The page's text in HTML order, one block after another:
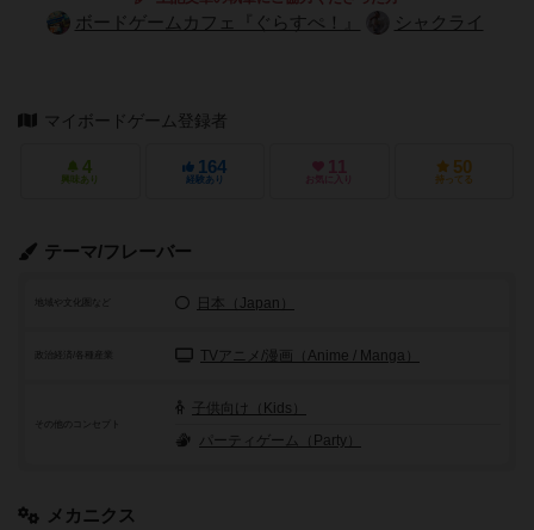
ボードゲームカフェ『ぐらすぺ！』 シャクライ
マイボードゲーム登録者
4
興味あり
164
経験あり
11
お気に入り
50
持ってる
テーマ/フレーバー
地域や文化圏など 日本（Japan）
政治経済/各種産業 TVアニメ/漫画（Anime / Manga）
その他のコンセプト
子供向け（Kids）
パーティゲーム（Party）
メカニクス